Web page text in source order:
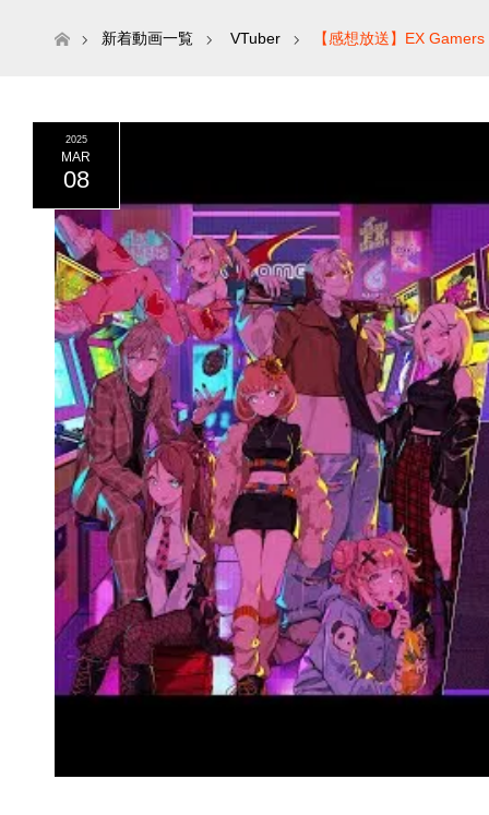
ホーム新着動画一覧 VTuber 【感想放送】EX
2025
MAR
08